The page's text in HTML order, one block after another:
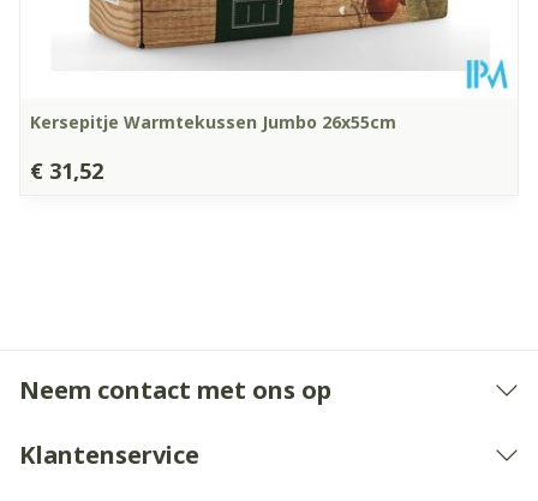
Kersepitje Warmtekussen Jumbo 26x55cm
€ 31,52
Neem contact met ons op
Klantenservice